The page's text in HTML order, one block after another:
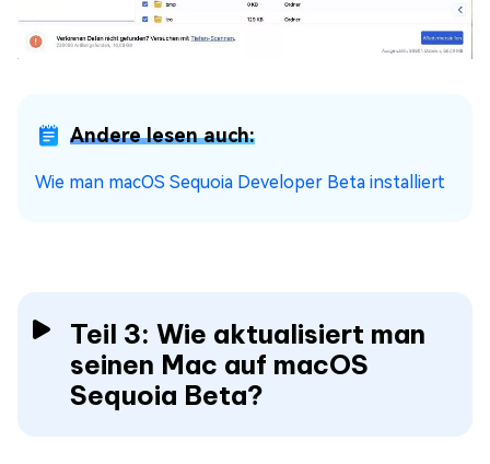
Andere lesen auch:
Wie man macOS Sequoia Developer Beta installiert
Teil 3: Wie aktualisiert man
seinen Mac auf macOS
Sequoia Beta?